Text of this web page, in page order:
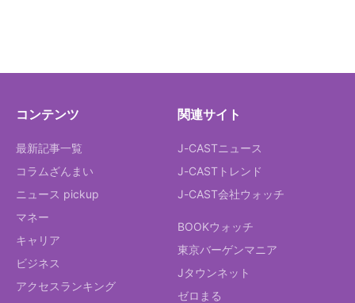
コンテンツ
最新記事一覧
コラムざんまい
ニュース pickup
マネー
キャリア
ビジネス
アクセスランキング
関連サイト
J-CASTニュース
J-CASTトレンド
J-CAST会社ウォッチ
BOOKウォッチ
東京バーゲンマニア
Jタウンネット
ゼロまる